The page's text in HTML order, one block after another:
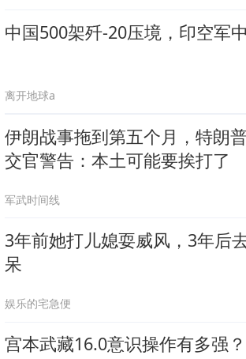
中国500架歼-20压境，印空军
离开地球a
伊朗战事拖到第五个月，特朗
交官警告：本土可能要挨打了
军武时间线
3年前她打儿媳耍威风，3年后
呆
娱乐的宅急便
宫本武藏16.0意识操作有多强